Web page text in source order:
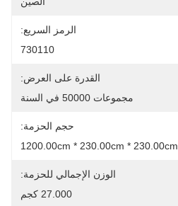
الرمز السريع:
730110
القدرة على العرض:
مجموعات 50000 في السنة
حجم الحزمة:
1200.00cm * 230.00cm * 230.00cm
الوزن الإجمالي للحزمة:
27.000 كجم